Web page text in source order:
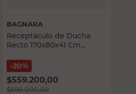
BAGNARA
Receptáculo de Ducha
Recto 170x80x41 Cm
20%
$559.200,00
$699.000,00